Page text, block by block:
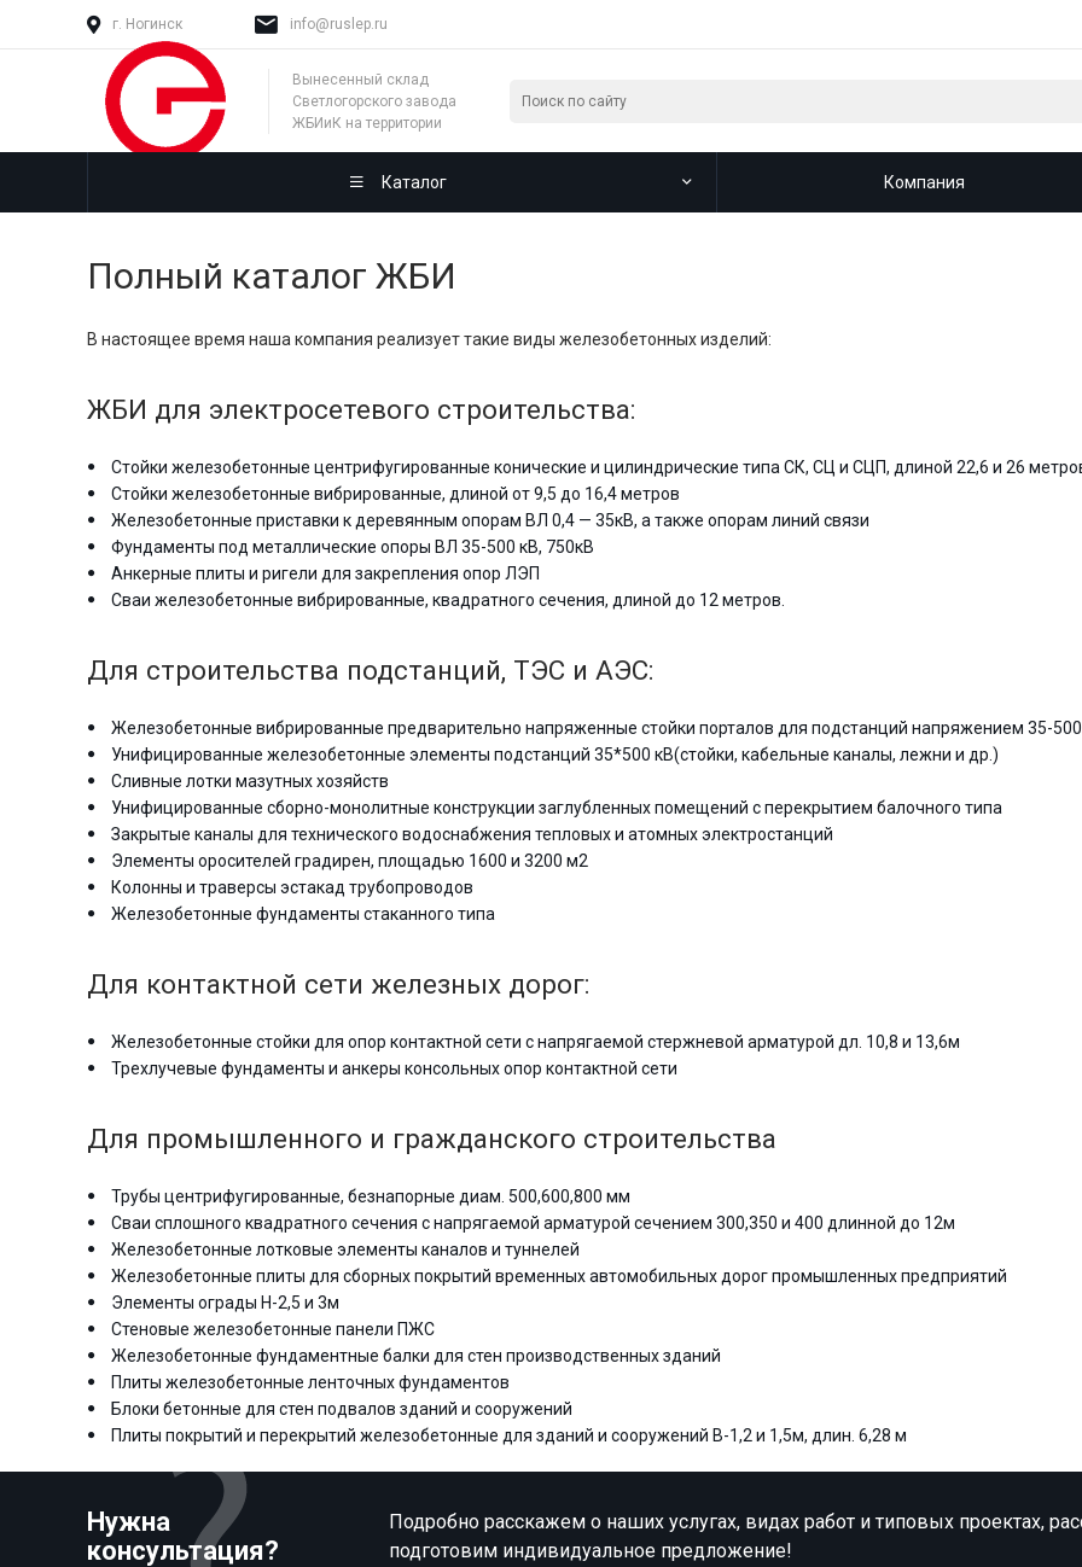
г. Ногинск info@ruslep.ru
Вынесенный склад
Светлогорского завода
ЖБИиК на территории
Каталог Компания
Полный каталог ЖБИ
В настоящее время наша компания реализует такие виды железобетонных изделий:
ЖБИ для электросетевого строительства:
Стойки железобетонные центрифугированные конические и цилиндрические типа СК, СЦ и СЦП, длиной 22,6 и 26
Стойки железобетонные вибрированные, длиной от 9,5 до 16,4 метров
Железобетонные приставки к деревянным опорам ВЛ 0,4 — 35кВ, а также опорам линий связи
Фундаменты под металлические опоры ВЛ 35-500 кВ, 750кВ
Анкерные плиты и ригели для закрепления опор ЛЭП
Сваи железобетонные вибрированные, квадратного сечения, длиной до 12 метров.
Для строительства подстанций, ТЭС и АЭС:
Железобетонные вибрированные предварительно напряженные стойки порталов для подстанций напряжением 35-
Унифицированные железобетонные элементы подстанций 35*500 кВ(стойки, кабельные каналы, лежни и др.)
Сливные лотки мазутных хозяйств
Унифицированные сборно-монолитные конструкции заглубленных помещений с перекрытием балочного типа
Закрытые каналы для технического водоснабжения тепловых и атомных электростанций
Элементы оросителей градирен, площадью 1600 и 3200 м2
Колонны и траверсы эстакад трубопроводов
Железобетонные фундаменты стаканного типа
Для контактной сети железных дорог:
Железобетонные стойки для опор контактной сети с напрягаемой стержневой арматурой дл. 10,8 и 13,6м
Трехлучевые фундаменты и анкеры консольных опор контактной сети
Для промышленного и гражданского строительства
Трубы центрифугированные, безнапорные диам. 500,600,800 мм
Сваи сплошного квадратного сечения с напрягаемой арматурой сечением 300,350 и 400 длинной до 12м
Железобетонные лотковые элементы каналов и туннелей
Железобетонные плиты для сборных покрытий временных автомобильных дорог промышленных предприятий
Элементы ограды Н-2,5 и 3м
Стеновые железобетонные панели ПЖС
Железобетонные фундаментные балки для стен производственных зданий
Плиты железобетонные ленточных фундаментов
Блоки бетонные для стен подвалов зданий и сооружений
Плиты покрытий и перекрытий железобетонные для зданий и сооружений В-1,2 и 1,5м, длин. 6,28 м
Нужна
консультация?
Подробно расскажем о наших услугах, видах работ и типовых проектах,
подготовим индивидуальное предложение!